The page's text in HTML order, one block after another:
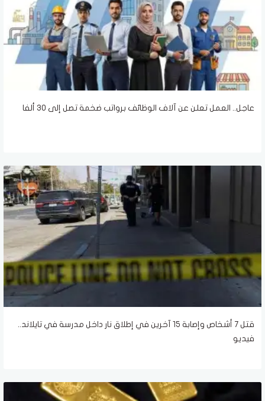
عاجل.. العمل تعلن عن آلاف الوظائف برواتب ضخمة تصل إلى 30 ألفا
قتل 7 أشخاص وإصابة 15 آخرين في إطلاق نار داخل مدرسة في تايلاند..
فيديو